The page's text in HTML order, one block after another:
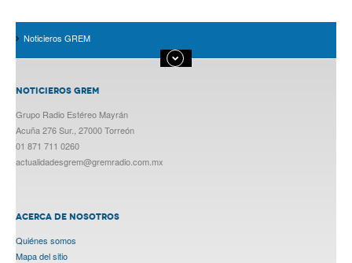
Noticieros GREM
NOTICIEROS GREM
Grupo Radio Estéreo Mayrán
Acuña 276 Sur., 27000 Torreón
01 871 711 0260
actualidadesgrem@gremradio.com.mx
ACERCA DE NOSOTROS
Quiénes somos
Mapa del sitio